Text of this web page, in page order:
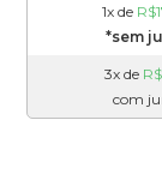
1x de R$
*sem
3x de R$
com